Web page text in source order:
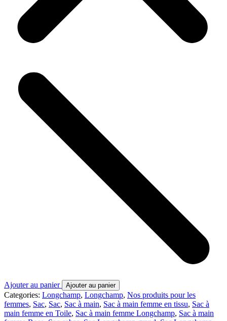
Ajouter au panier Ajouter au panier
Categories: Longchamp, Longchamp, Nos produits pour les
femmes, Sac, Sac, Sac à main, Sac à main femme en tissu, Sac à
main femme en Toile, Sac à main femme Longchamp, Sac à main